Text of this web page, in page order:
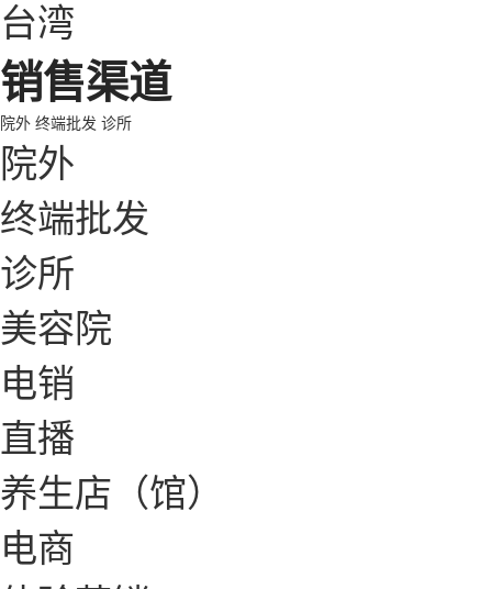
台湾
销售渠道
院外 终端批发 诊所
院外
终端批发
诊所
美容院
电销
直播
养生店（馆）
电商